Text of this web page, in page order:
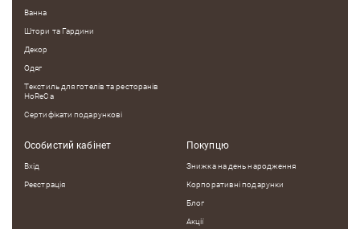
Ванна
Штори та Гардини
Декор
Одяг
Текстиль для готелів та ресторанів
HoReCa
Сертифікати подарункові
Особистий кабінет
Вхід
Реєстрація
Покупцю
Знижка на день народження
Корпоративні подарунки
Блог
Акції